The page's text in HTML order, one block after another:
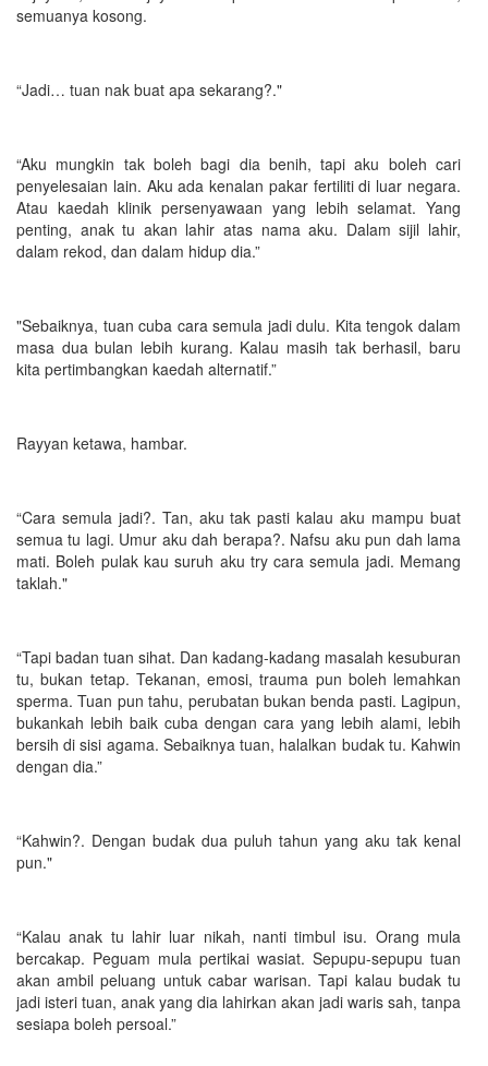
semuanya kosong.
“Jadi… tuan nak buat apa sekarang?."
“Aku mungkin tak boleh bagi dia benih, tapi aku boleh cari
penyelesaian lain. Aku ada kenalan pakar fertiliti di luar negara.
Atau kaedah klinik persenyawaan yang lebih selamat. Yang
penting, anak tu akan lahir atas nama aku. Dalam sijil lahir,
dalam rekod, dan dalam hidup dia.”
"Sebaiknya, tuan cuba cara semula jadi dulu. Kita tengok dalam
masa dua bulan lebih kurang. Kalau masih tak berhasil, baru
kita pertimbangkan kaedah alternatif.”
Rayyan ketawa, hambar.
“Cara semula jadi?. Tan, aku tak pasti kalau aku mampu buat
semua tu lagi. Umur aku dah berapa?. Nafsu aku pun dah lama
mati. Boleh pulak kau suruh aku try cara semula jadi. Memang
taklah."
“Tapi badan tuan sihat. Dan kadang-kadang masalah kesuburan
tu, bukan tetap. Tekanan, emosi, trauma pun boleh lemahkan
sperma. Tuan pun tahu, perubatan bukan benda pasti. Lagipun,
bukankah lebih baik cuba dengan cara yang lebih alami, lebih
bersih di sisi agama. Sebaiknya tuan, halalkan budak tu. Kahwin
dengan dia.”
“Kahwin?. Dengan budak dua puluh tahun yang aku tak kenal
pun."
“Kalau anak tu lahir luar nikah, nanti timbul isu. Orang mula
bercakap. Peguam mula pertikai wasiat. Sepupu-sepupu tuan
akan ambil peluang untuk cabar warisan. Tapi kalau budak tu
jadi isteri tuan, anak yang dia lahirkan akan jadi waris sah, tanpa
sesiapa boleh persoal.”